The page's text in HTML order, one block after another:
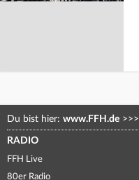
Du bist hier: www.FFH.de >>>
RADIO
FFH Live
80er Radio